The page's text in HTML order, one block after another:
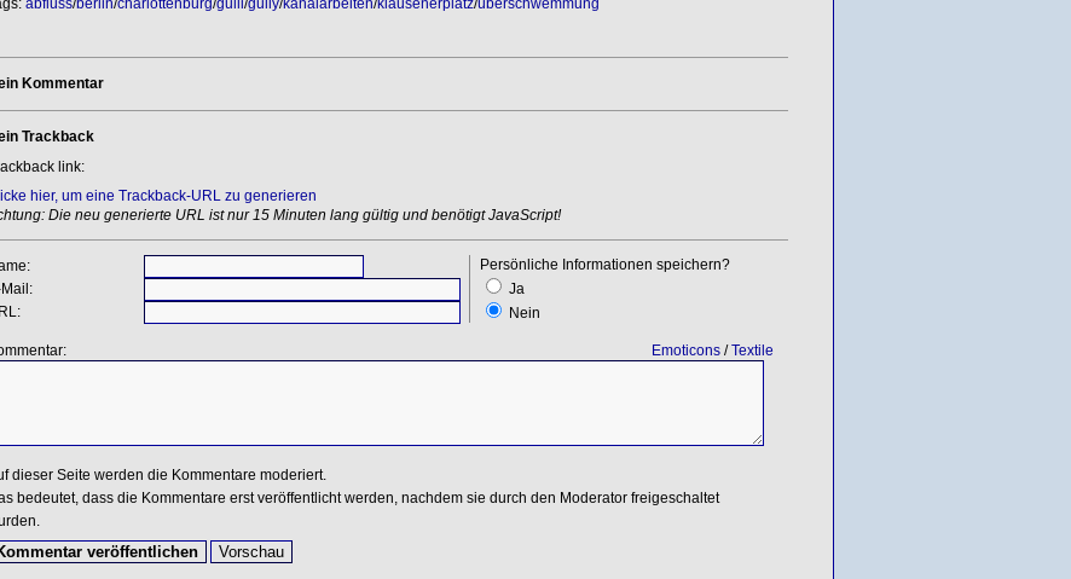
Kommentar
Trackback
link:
hier, um eine Trackback-URL zu generieren
Die neu generierte URL ist nur 15 Minuten lang gültig und benötigt JavaScript!
Persönliche Informationen speichern?
Ja
Nein
Emoticons/Textile
dieser Seite werden die Kommentare moderiert.
bedeutet, dass die Kommentare erst veröffentlicht werden, nachdem sie durch den Moderator freigeschaltet